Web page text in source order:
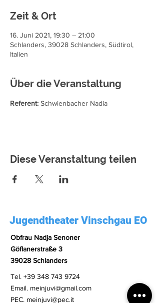
Zeit & Ort
16. Juni 2021, 19:30 – 21:00
Schlanders, 39028 Schlanders, Südtirol,
Italien
Über die Veranstaltung
Referent: Schwienbacher Nadia
Diese Veranstaltung teilen
Jugendtheater Vinschgau EO
Obfrau Nadja Senoner
Göflanerstraße 3
39028 Schlanders
Tel. +39 348 743 9724
Email. meinjuvi@gmail.com
PEC. meinjuvi@pec.it